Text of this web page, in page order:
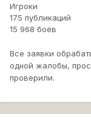
Игроки
175 публикаций
15 968 боёв
Все заявки
одной жалобы,
проверили.